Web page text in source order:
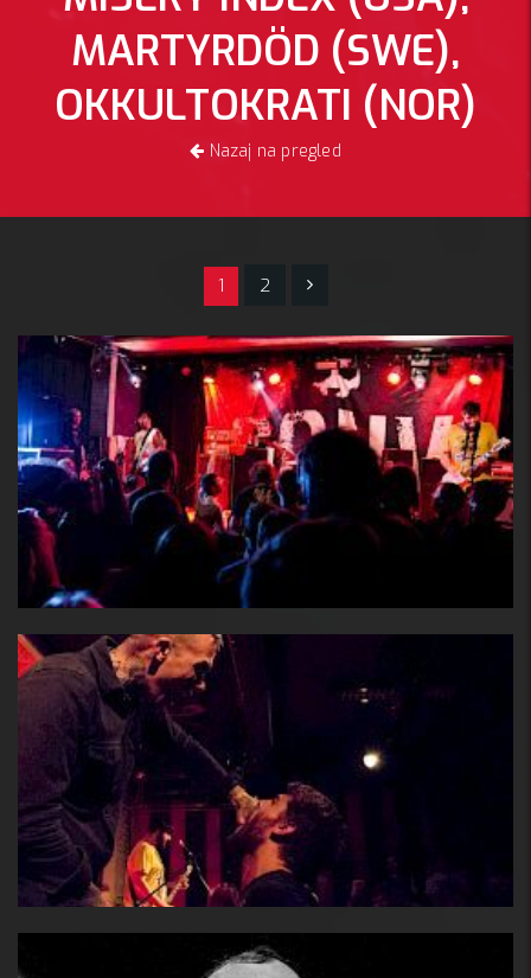
MARTYRDÖD (SWE),
OKKULTOKRATI (NOR)
Nazaj na pregled
1 2